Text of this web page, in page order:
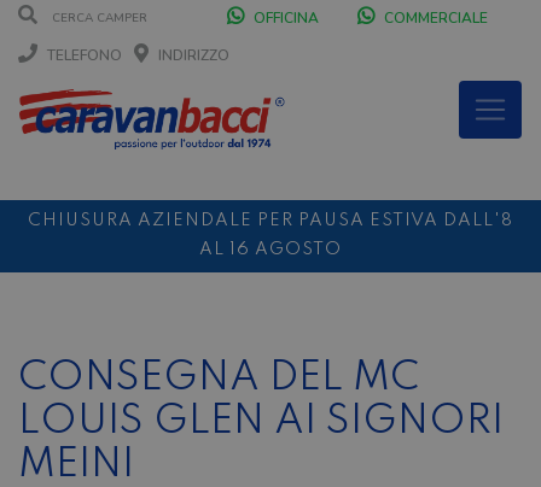
OFFICINA
COMMERCIALE
TELEFONO
INDIRIZZO
CHIUSURA AZIENDALE PER PAUSA ESTIVA DALL'8
AL 16 AGOSTO
SCONTO 10%NOLEGGIO ENTRO IL 31.08
NOLEGGI DI SETTEMBRE
CONSEGNA DEL MC
LOUIS GLEN AI SIGNORI
MEINI